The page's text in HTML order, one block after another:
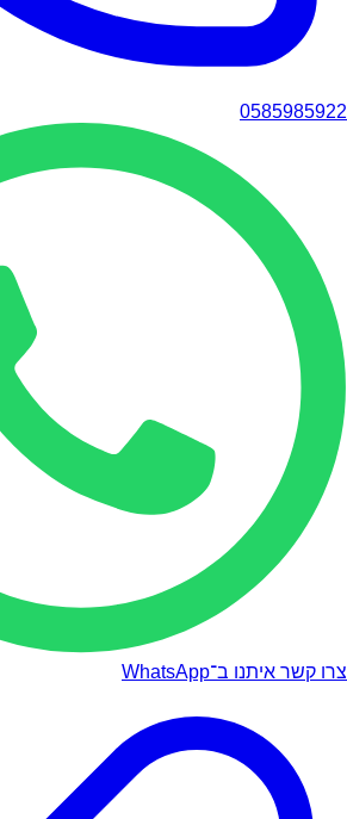
0585985922
צרו קשר איתנו ב־WhatsApp